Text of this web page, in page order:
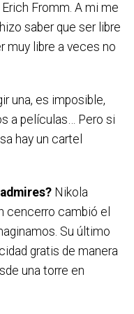
Fromm. A mi me
saber que ser libre
muy libre a veces no
una, es imposible,
a películas… Pero si
hay un cartel
Nikola
cencerro cambió el
Su último
gratis de manera
una torre en